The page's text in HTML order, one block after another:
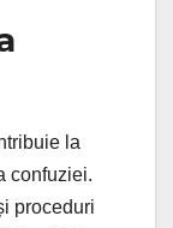
la
confuziei.
proceduri